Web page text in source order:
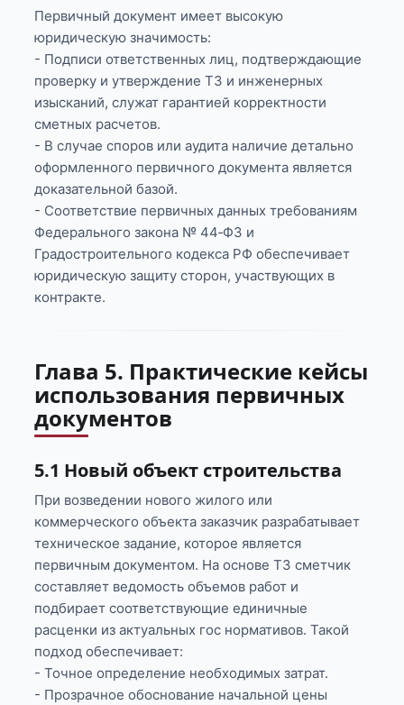
Первичный документ имеет высокую
юридическую значимость:
- Подписи ответственных лиц, подтверждающие
проверку и утверждение ТЗ и инженерных
изысканий, служат гарантией корректности
сметных расчетов.
- В случае споров или аудита наличие детально
оформленного первичного документа является
доказательной базой.
- Соответствие первичных данных требованиям
Федерального закона № 44‑ФЗ и
Градостроительного кодекса РФ обеспечивает
юридическую защиту сторон, участвующих в
контракте.
Глава 5. Практические кейсы
использования первичных
документов
5.1 Новый объект строительства
При возведении нового жилого или
коммерческого объекта заказчик разрабатывает
техническое задание, которое является
первичным документом. На основе ТЗ сметчик
составляет ведомость объемов работ и
подбирает соответствующие единичные
расценки из актуальных гос нормативов. Такой
подход обеспечивает:
- Точное определение необходимых затрат.
- Прозрачное обоснование начальной цены